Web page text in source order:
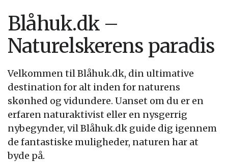
Blåhuk.dk –
Naturelskerens paradis
Velkommen til Blåhuk.dk, din ultimative
destination for alt inden for naturens
skønhed og vidundere. Uanset om du er en
erfaren naturaktivist eller en nysgerrig
nybegynder, vil Blåhuk.dk guide dig igennem
de fantastiske muligheder, naturen har at
byde på.